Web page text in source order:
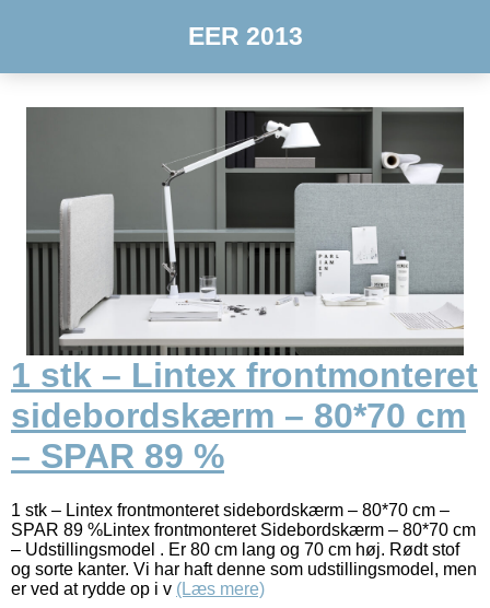
EER 2013
1 stk – Lintex frontmonteret
sidebordskærm – 80*70 cm
– SPAR 89 %
1 stk – Lintex frontmonteret sidebordskærm – 80*70 cm –
SPAR 89 %Lintex frontmonteret Sidebordskærm – 80*70 cm
– Udstillingsmodel . Er 80 cm lang og 70 cm høj. Rødt stof
og sorte kanter. Vi har haft denne som udstillingsmodel, men
er ved at rydde op i v (Læs mere)